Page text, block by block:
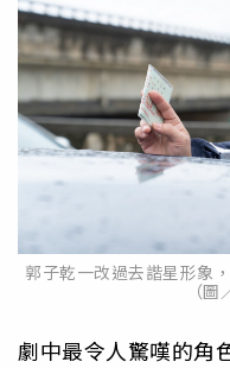
郭子乾一改過去諧星形象
（
劇中最令人驚嘆的角